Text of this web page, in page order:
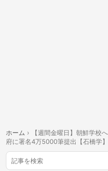
ホーム ›
【週間金曜日】朝鮮学校
府に署名4万5000筆提出【石橋学】